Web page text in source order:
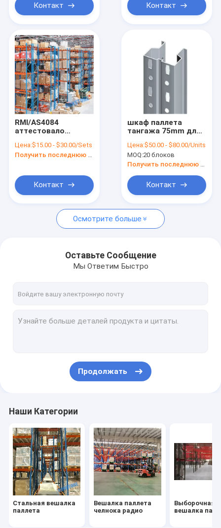
Продукты
О нас
Путешествие фабрики
Проверка качества
Новости
Случаи
Стальная вешалка паллета
Выборочная вешалка паллета
Промышленная вешалка хранения
Контакт Контакт
RMI/AS4084
аттестовало
промышленный
шкаф паллета
Цена:$15.00 - $30.00/Sets
Контакт
шкаф паллета
тангажа 75mm для
решений хранения
склада
Цена:$50.00 - $80.00/Units
MOQ:20 блоков
Получить последнюю цену
Контакт
Осмотрите больше
Оставьте Сообщение
Мы Ответим Быстро
Продолжать
Наши Категории
Стальная вешалка
паллета
Вешалка паллета
челнока радио
Выборочная
вешалка